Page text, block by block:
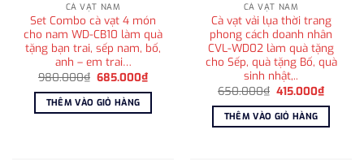
CÀ VẠT NAM
Set Combo cà vạt 4 món
cho nam WD-CB10 làm quà
tặng bạn trai, sếp nam, bố,
anh – em trai…
980.000₫ Giá
là:
980.000₫.
685.000₫Giá
hiện
tại
685.000₫.
THÊM VÀO GIỎ HÀNG
CÀ VẠT NAM
Cà vạt vải lụa thời trang
phong cách doanh nhân
CVL-WD02 làm quà tặng
cho Sếp, quà tặng Bố, quà
sinh nhật,..
650.000₫ Giá
là:
650.000₫.
415.000₫Giá
hiện
tại
THÊM VÀO GIỎ HÀNG